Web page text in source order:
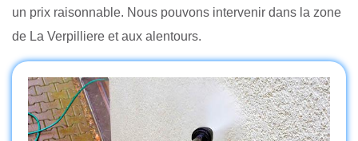
un prix raisonnable. Nous pouvons intervenir dans la zone
de La Verpilliere et aux alentours.